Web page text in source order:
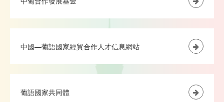
中國—葡語國家經貿合作人才信息網站
葡語國家共同體